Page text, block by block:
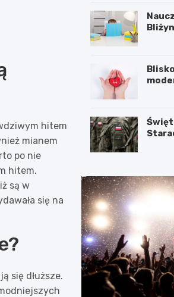
hitem
mianem
po nie
hitem.
są w
się na
się dłuższe.